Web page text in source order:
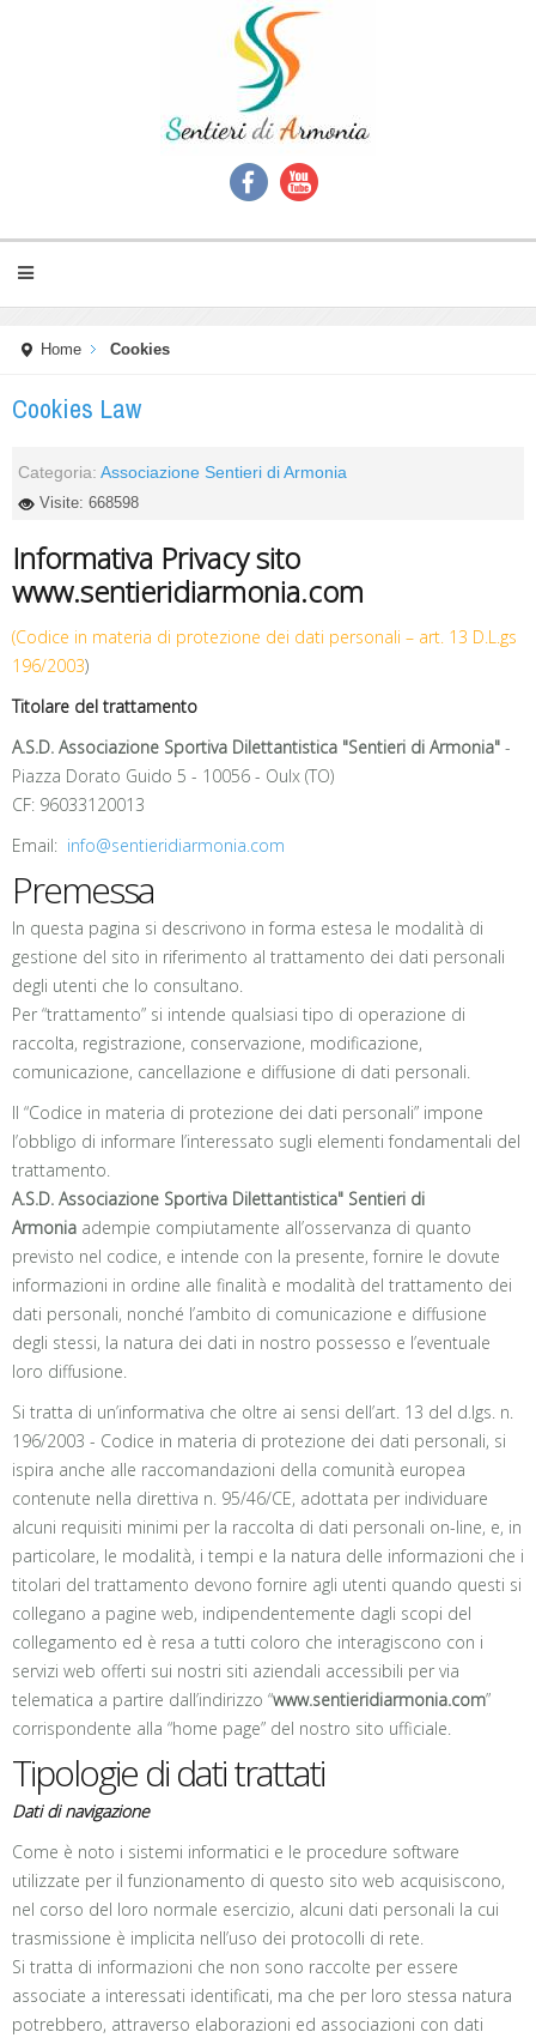
Home Cookies
Cookies Law
Categoria: Associazione Sentieri di Armonia
Visite: 668598
Informativa Privacy sito
www.sentieridiarmonia.com
(Codice in materia di protezione dei dati personali – art. 13 D.L.gs
196/2003)
Titolare del trattamento
A.S.D. Associazione Sportiva Dilettantistica "Sentieri di Armonia" -
Piazza Dorato Guido 5 - 10056 - Oulx (TO)
CF: 96033120013
Email: info@sentieridiarmonia.com
Premessa
In questa pagina si descrivono in forma estesa le modalità di
gestione del sito in riferimento al trattamento dei dati personali
degli utenti che lo consultano.
Per “trattamento” si intende qualsiasi tipo di operazione di
raccolta, registrazione, conservazione, modificazione,
comunicazione, cancellazione e diffusione di dati personali.
Il “Codice in materia di protezione dei dati personali” impone
l’obbligo di informare l’interessato sugli elementi fondamentali del
trattamento.
A.S.D. Associazione Sportiva Dilettantistica" Sentieri di
Armonia adempie compiutamente all’osservanza di quanto
previsto nel codice, e intende con la presente, fornire le dovute
informazioni in ordine alle finalità e modalità del trattamento dei
dati personali, nonché l’ambito di comunicazione e diffusione
degli stessi, la natura dei dati in nostro possesso e l’eventuale
loro diffusione.
Si tratta di un’informativa che oltre ai sensi dell’art. 13 del d.lgs. n.
196/2003 - Codice in materia di protezione dei dati personali, si
ispira anche alle raccomandazioni della comunità europea
contenute nella direttiva n. 95/46/CE, adottata per individuare
alcuni requisiti minimi per la raccolta di dati personali on-line, e, in
particolare, le modalità, i tempi e la natura delle informazioni che i
titolari del trattamento devono fornire agli utenti quando questi si
collegano a pagine web, indipendentemente dagli scopi del
collegamento ed è resa a tutti coloro che interagiscono con i
servizi web offerti sui nostri siti aziendali accessibili per via
telematica a partire dall’indirizzo “www.sentieridiarmonia.com”
corrispondente alla “home page” del nostro sito ufficiale.
Tipologie di dati trattati
Dati di navigazione
Come è noto i sistemi informatici e le procedure software
utilizzate per il funzionamento di questo sito web acquisiscono,
nel corso del loro normale esercizio, alcuni dati personali la cui
trasmissione è implicita nell’uso dei protocolli di rete.
Si tratta di informazioni che non sono raccolte per essere
associate a interessati identificati, ma che per loro stessa natura
potrebbero, attraverso elaborazioni ed associazioni con dati